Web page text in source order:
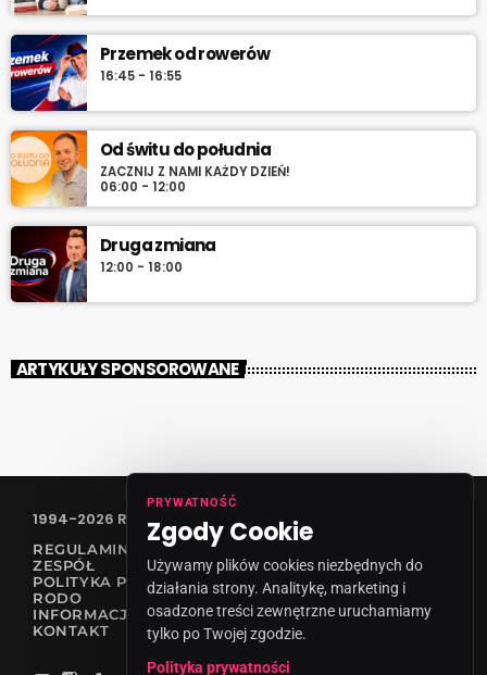
Przemek od rowerów
16:45 - 16:55
Od świtu do południa
ZACZNIJ Z NAMI KAŻDY DZIEŃ!
06:00 - 12:00
Druga zmiana
12:00 - 18:00
ARTYKUŁY SPONSOROWANE
1994-2026 RADIO VANESSA SPÓŁKA Z O.O
REGULAMIN KONKURSÓW
ZESPÓŁ
POLITYKA PRYWATNOŚCI
RODO
INFORMACJA O NADAWCY
KONTAKT
PRYWATNOŚĆ
Zgody Cookie
Używamy plików cookies niezbędnych do
działania strony. Analitykę, marketing i
osadzone treści zewnętrzne uruchamiamy
tylko po Twojej zgodzie.
Polityka prywatności